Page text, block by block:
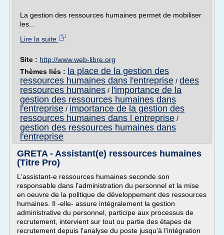
La gestion des ressources humaines permet de mobiliser
les...
Lire la suite
Site : http://www.web-libre.org
Thèmes liés : la place de la gestion des
ressources humaines dans l'entreprise / dees
ressources humaines / l'importance de la
gestion des ressources humaines dans
l'entreprise / importance de la gestion des
ressources humaines dans l entreprise /
gestion des ressources humaines dans
l'entreprise
GRETA - Assistant(e) ressources humaines
(Titre Pro)
L'assistant-e ressources humaines seconde son
responsable dans l'administration du personnel et la mise
en oeuvre de la politique de développement des ressources
humaines. Il -elle- assure intégralement la gestion
administrative du personnel, participe aux processus de
recrutement, intervient sur tout ou partie des étapes de
recrutement depuis l'analyse du poste jusqu'à l'intégration